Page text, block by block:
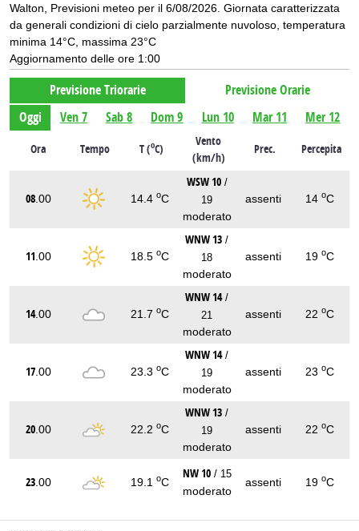
Walton, Previsioni meteo per il 6/08/2026. Giornata caratterizzata
da generali condizioni di cielo parzialmente nuvoloso, temperatura
minima 14°C, massima 23°C
Aggiornamento delle ore 1:00
Previsione Triorarie
Previsione Orarie
Oggi
Ven 7 Sab 8 Dom 9 Lun 10 Mar 11 Mer 12
Ora Tempo T (oC)
Vento
(km/h)
Prec. Percepita
08 .00 14.4 oC
WSW 10 /
19
moderato
assenti 14 oC
11 .00 18.5 oC
WNW 13 /
18
moderato
assenti 19 oC
14.00 21.7 oC
WNW 14 /
21
moderato
assenti 22 oC
17 .00 23.3 oC
WNW 14 /
19
moderato
assenti 23 oC
20 .00 22.2 oC
WNW 13 /
19
moderato
assenti 22 oC
23 .00 19.1 oC
NW 10 / 15
moderato
assenti 19 oC